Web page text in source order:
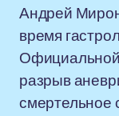
Андрей
время
Официальной
разрыв
смертельное